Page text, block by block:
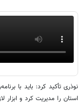
نوذری تأکید کرد: باید با
استان را مدیریت کرد و ابزار